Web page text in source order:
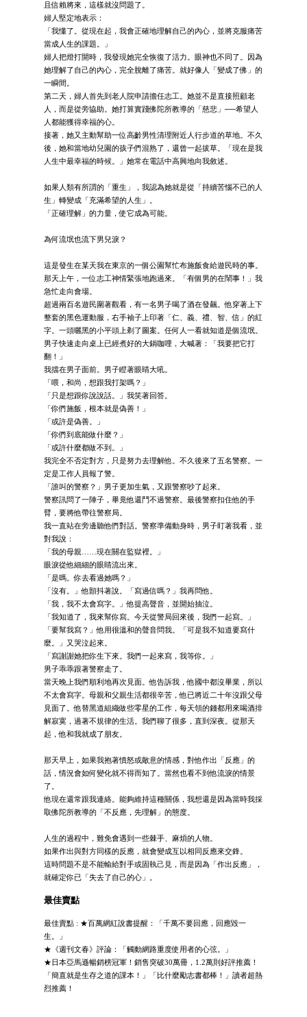
且信賴將來，這樣就沒問題了。
婦人堅定地表示：
「我懂了。從現在起，我會正確地理解自己的內心，並將克服痛苦
當成人生的課題。」
婦人把燈打開時，我發現她完全恢復了活力。眼神也不同了。因為
她理解了自己的內心，完全脫離了痛苦。就好像人「變成了佛」的
一瞬間。
第二天，婦人首先到老人院申請擔任志工。她並不是直接照顧老
人，而是從旁協助。她打算實踐佛陀所教導的「慈悲」──希望人
人都能獲得幸福的心。
接著，她又主動幫助一位高齡男性清理附近人行步道的草地。不久
後，她和當地幼兒園的孩子們混熟了，還曾一起拔草。「現在是我
人生中最幸福的時候。」她常在電話中高興地向我敘述。
如果人類有所謂的「重生」，我認為她就是從「持續苦惱不已的人
生」轉變成「充滿希望的人生」。
「正確理解」的力量，使它成為可能。
為何流氓也流下男兒淚？
這是發生在某天我在東京的一個公園幫忙布施飯食給遊民時的事。
那天上午，一位志工神情緊張地跑過來。「有個男的在鬧事！」我
急忙走向會場。
超過兩百名遊民圍著觀看，有一名男子喝了酒在發飆。他穿著上下
整套的黑色運動服，右手袖子上印著「仁、義、禮、智、信」的紅
字。一頭曬黑的小平頭上剃了圖案。任何人一看就知道是個流氓。
男子快速走向桌上已經煮好的大鍋咖哩，大喊著：「我要把它打
翻！」
我擋在男子面前。男子瞪著眼睛大吼。
「喂，和尚，想跟我打架嗎？」
「只是想跟你說說話。」我笑著回答。
「你們施飯，根本就是偽善！」
「或許是偽善。」
「你們到底能做什麼？」
「或許什麼都做不到。」
我完全不否定對方，只是努力去理解他。不久後來了五名警察。一
定是工作人員報了警。
「誰叫的警察？」男子更加生氣，又跟警察吵了起來。
警察訊問了一陣子，畢竟他還鬥不過警察。最後警察扣住他的手
臂，要將他帶往警察局。
我一直站在旁邊聽他們對話。警察準備動身時，男子盯著我看，並
對我說：
「我的母親……現在關在監獄裡。」
眼淚從他細細的眼睛流出來。
「是嗎。你去看過她嗎？」
「沒有。」他顫抖著說。「寫過信嗎？」我再問他。
「我，我不太會寫字。」他提高聲音，並開始抽泣。
「我知道了，我來幫你寫。今天從警局回來後，我們一起寫。」
「要幫我寫？」他用很溫和的聲音問我。「可是我不知道要寫什
麼。」又哭泣起來。
「寫謝謝她把你生下來。我們一起來寫，我等你。」
男子乖乖跟著警察走了。
當天晚上我們順利地再次見面。他告訴我，他國中都沒畢業，所以
不太會寫字。母親和父親生活都很辛苦，他已將近二十年沒跟父母
見面了。他替黑道組織做些零星的工作，每天領的錢都用來喝酒排
解寂寞，過著不規律的生活。我們聊了很多，直到深夜。從那天
起，他和我就成了朋友。
那天早上，如果我抱著憤怒或敵意的情感，對他作出「反應」的
話，情況會如何變化就不得而知了。當然也看不到他流淚的情景
了。
他現在還常跟我連絡。能夠維持這種關係，我想還是因為當時我採
取佛陀所教導的「不反應，先理解」的態度。
人生的過程中，難免會遇到一些棘手、麻煩的人物。
如果作出與對方同樣的反應，就會變成互以相同反應來交鋒。
這時問題不是不能輸給對手或固執己見，而是因為「作出反應」，
就確定你已「失去了自己的心」。
最佳賣點
最佳賣點 : ★百萬網紅說書提醒：「千萬不要回應，回應毀一
生。」
★《週刊文春》評論：「觸動網路重度使用者的心弦。」
★日本亞馬遜暢銷榜冠軍！銷售突破30萬冊，1.2萬則好評推薦！
「簡直就是生存之道的課本！」「比什麼勵志書都棒！」讀者超熱
烈推薦！